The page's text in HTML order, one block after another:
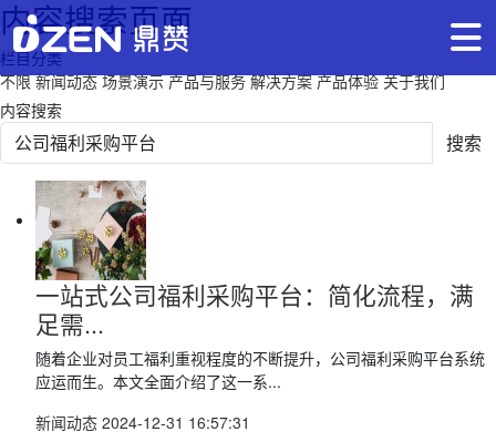
内容搜索页面
栏目分类
不限 新闻动态 场景演示 产品与服务 解决方案 产品体验 关于我们
内容搜索
搜索
一站式公司福利采购平台：简化流程，满
足需...
随着企业对员工福利重视程度的不断提升，公司福利采购平台系统
应运而生。本文全面介绍了这一系...
新闻动态 2024-12-31 16:57:31